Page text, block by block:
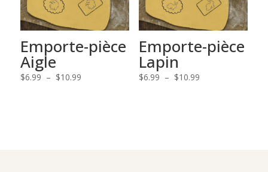
Emporte-pièce
Aigle
$6.99 – $10.99Plage
Emporte-pièce
Lapin
$6.99 – $10.99Plage